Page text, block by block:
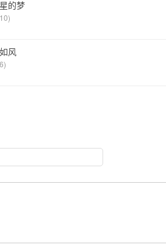
的梦
风